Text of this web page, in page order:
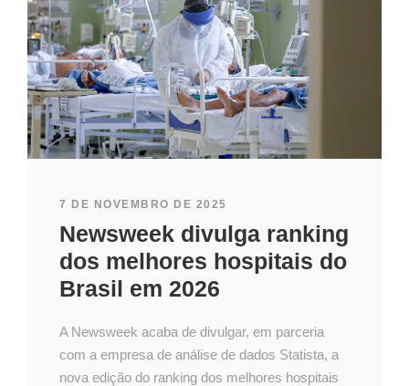
7 DE NOVEMBRO DE 2025
Newsweek divulga ranking
dos melhores hospitais do
Brasil em 2026
A Newsweek acaba de divulgar, em parceria
com a empresa de análise de dados Statista, a
nova edição do ranking dos melhores hospitais